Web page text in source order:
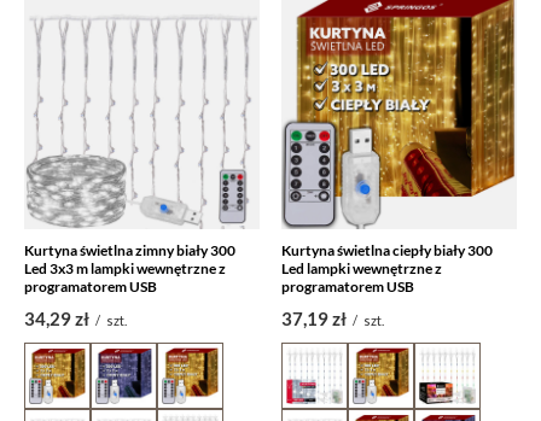
Kurtyna świetlna zimny biały 300
Led 3x3 m lampki wewnętrzne z
programatorem USB
34,29 zł / szt.
Kurtyna świetlna ciepły biały 300
Led lampki wewnętrzne z
programatorem USB
37,19 zł / szt.